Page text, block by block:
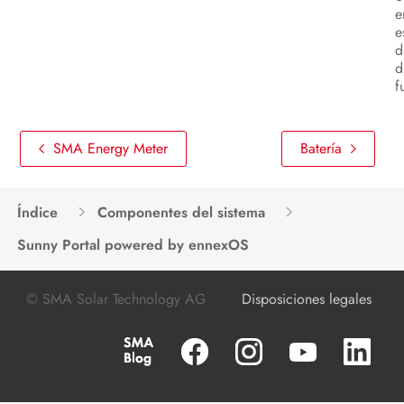
SMA Energy Meter Batería
Índice
Componentes del sistema
Sunny Portal powered by ennexOS
© SMA Solar Technology AG Disposiciones legales